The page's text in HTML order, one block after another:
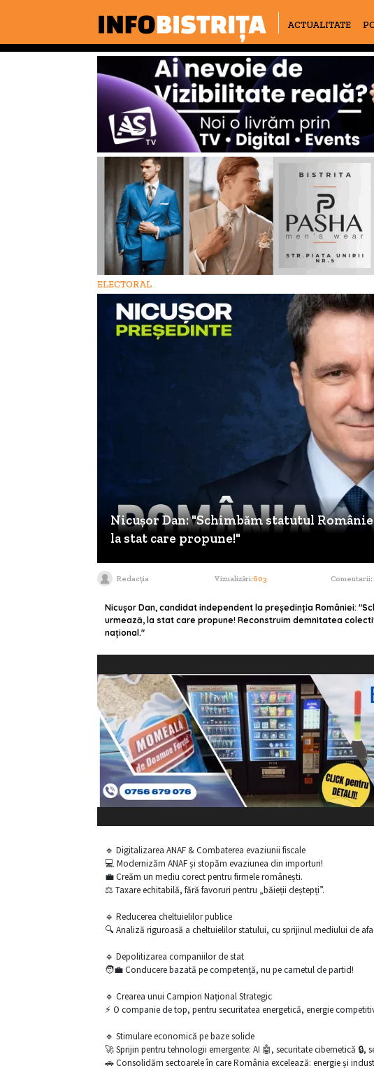
ACTUALITATE
ELECTORAL
Nicușor Dan: "Schimbăm statutul
la stat care propune!"
Redacția Vizualizări:603 Comentarii:
Nicușor Dan, candidat independent la președinția României:
urmează, la stat care propune! Reconstruim demnitatea
național."
🔹 Digitalizarea ANAF & Combaterea evaziunii fiscale
💻 Modernizăm ANAF și stopăm evaziunea din importuri!
💼 Creăm un mediu corect pentru firmele românești.
⚖️ Taxare echitabilă, fără favoruri pentru „băieții deștepți”.
🔹 Reducerea cheltuielilor publice
🔍 Analiză riguroasă a cheltuielilor statului, cu sprijinul mediului de
🔹 Depolitizarea companiilor de stat
🧑‍💼 Conducere bazată pe competență, nu pe carnetul de partid!
🔹 Crearea unui Campion Național Strategic
⚡ O companie de top, pentru securitatea energetică, energie
🔹 Stimulare economică pe baze solide
🚀 Sprijin pentru tehnologii emergente: AI 🤖, securitate cibernetică 🔒,
🚗 Consolidăm sectoarele în care România excelează: energie și